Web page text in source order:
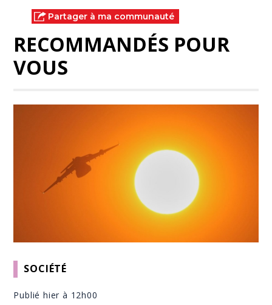
Partager à ma communauté
RECOMMANDÉS POUR
VOUS
SOCIÉTÉ
Publié hier à 12h00